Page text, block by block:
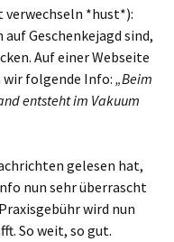
*hust*):
Geschenkejagd sind,
Auf einer Webseite
wir folgende Info:„Beim
entsteht im Vakuum
gelesen hat,
nun sehr überrascht
wird nun
So weit, so gut.